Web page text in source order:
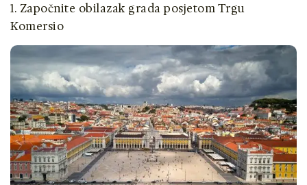
1. Započnite obilazak grada posjetom Trgu
Komersio